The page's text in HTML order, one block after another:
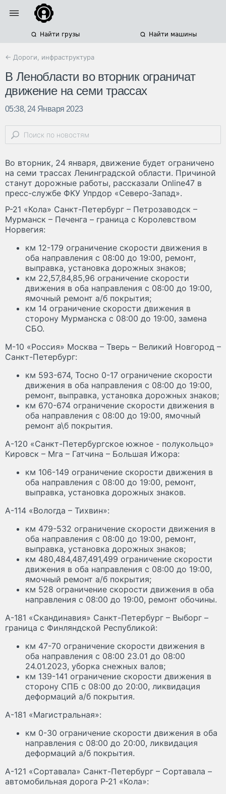
Найти грузы Найти машины
← Дороги, инфраструктура
В Ленобласти во вторник ограничат
движение на семи трассах
05:38, 24 Января 2023
Во вторник, 24 января, движение будет ограничено
на семи трассах Ленинградской области. Причиной
станут дорожные работы, рассказали Online47 в
пресс-службе ФКУ Упрдор «Северо-Запад».
Р-21 «Кола» Санкт-Петербург – Петрозаводск –
Мурманск – Печенга – граница с Королевством
Норвегия:
км 12-179 ограничение скорости движения в
оба направления с 08:00 до 19:00, ремонт,
выправка, установка дорожных знаков;
км 22,57,84,85,96 ограничение скорости
движения в оба направления с 08:00 до 19:00,
ямочный ремонт а/б покрытия;
км 14 ограничение скорости движения в
сторону Мурманска с 08:00 до 19:00, замена
СБО.
М-10 «Россия» Москва – Тверь – Великий Новгород –
Санкт-Петербург:
км 593-674, Тосно 0-17 ограничение скорости
движения в оба направления с 08:00 до 19:00,
ремонт, выправка, установка дорожных знаков;
км 670-674 ограничение скорости движения в
оба направления с 08:00 до 19:00, ямочный
ремонт а\б покрытия.
А-120 «Санкт-Петербургское южное - полукольцо»
Кировск – Мга – Гатчина – Большая Ижора:
км 106-149 ограничение скорости движения в
оба направления с 08:00 до 19:00, ремонт,
выправка, установка дорожных знаков.
А-114 «Вологда – Тихвин»:
км 479-532 ограничение скорости движения в
оба направления с 08:00 до 19:00, ремонт,
выправка, установка дорожных знаков;
км 480,484,487,491,499 ограничение скорости
движения в оба направления с 08:00 до 19:00,
ямочный ремонт а/б покрытия;
км 528 ограничение скорости движения в оба
направления с 08:00 до 19:00, ремонт обочины.
А-181 «Скандинавия» Санкт-Петербург – Выборг –
граница с Финляндской Республикой:
км 47-70 ограничение скорости движения в
оба направления с 08:00 23.01 до 08:00
24.01.2023, уборка снежных валов;
км 139-141 ограничение скорости движения в
сторону СПБ с 08:00 до 20:00, ликвидация
деформаций а/б покрытия.
А-181 «Магистральная»:
км 0-30 ограничение скорости движения в оба
направления с 08:00 до 20:00, ликвидация
деформаций а/б покрытия.
А-121 «Сортавала» Санкт-Петербург – Сортавала –
автомобильная дорога Р-21 «Кола»: